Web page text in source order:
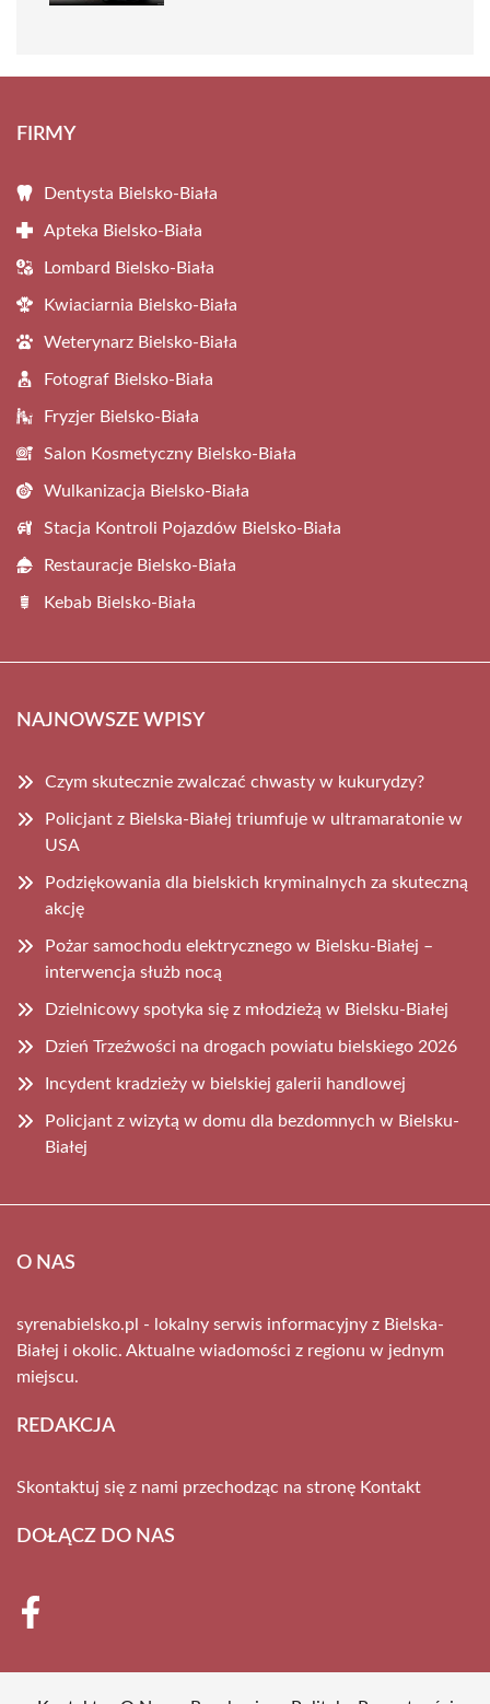
FIRMY
Dentysta Bielsko-Biała
Apteka Bielsko-Biała
Lombard Bielsko-Biała
Kwiaciarnia Bielsko-Biała
Weterynarz Bielsko-Biała
Fotograf Bielsko-Biała
Fryzjer Bielsko-Biała
Salon Kosmetyczny Bielsko-Biała
Wulkanizacja Bielsko-Biała
Stacja Kontroli Pojazdów Bielsko-Biała
Restauracje Bielsko-Biała
Kebab Bielsko-Biała
NAJNOWSZE WPISY
Czym skutecznie zwalczać chwasty w kukurydzy?
Policjant z Bielska-Białej triumfuje w ultramaratonie w
USA
Podziękowania dla bielskich kryminalnych za skuteczną
akcję
Pożar samochodu elektrycznego w Bielsku-Białej –
interwencja służb nocą
Dzielnicowy spotyka się z młodzieżą w Bielsku-Białej
Dzień Trzeźwości na drogach powiatu bielskiego 2026
Incydent kradzieży w bielskiej galerii handlowej
Policjant z wizytą w domu dla bezdomnych w Bielsku-
Białej
O NAS
syrenabielsko.pl - lokalny serwis informacyjny z Bielska-
Białej i okolic. Aktualne wiadomości z regionu w jednym
miejscu.
REDAKCJA
Skontaktuj się z nami przechodząc na stronę Kontakt
DOŁĄCZ DO NAS